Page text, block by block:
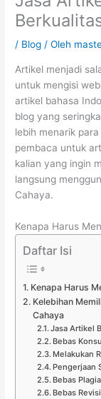
/ Blog / Oleh
Artikel menjadi
untuk mengisi
artikel bahasa
blog yang
lebih menarik
pembaca untuk
kalian yang ingin
langsung
Cahaya.
Kenapa Harus
Daftar Isi
Kenapa Harus
Kelebihan
Cahaya
Jasa Artikel
Bebas
Melakukan
Pengerjaan
Bebas
Bebas Revisi